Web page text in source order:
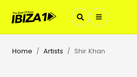
Home / Artists / Shir Khan